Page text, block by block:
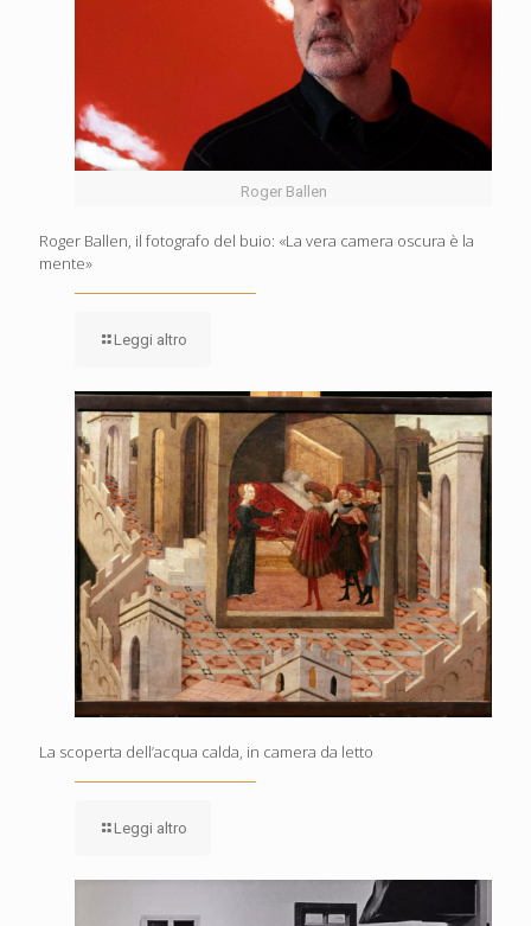
Roger Ballen
Roger Ballen, il fotografo del buio: «La vera camera oscura è la
mente»
Leggi altro
La scoperta dell’acqua calda, in camera da letto
Leggi altro